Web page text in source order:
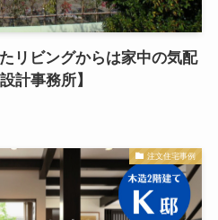
リビングからは家中の気配
計事務所】
注文住宅事例